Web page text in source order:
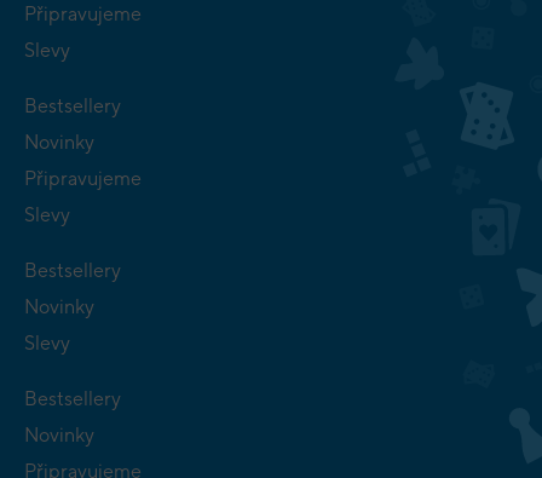
Připravujeme
Slevy
Bestsellery
Novinky
Připravujeme
Slevy
Bestsellery
Novinky
Slevy
Bestsellery
Novinky
Připravujeme